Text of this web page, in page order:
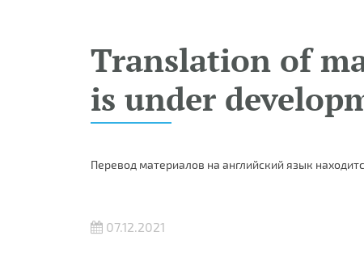
Translation of
is under
Перевод материалов на английский язык
07.12.2021